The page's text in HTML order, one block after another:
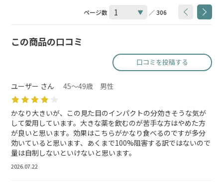
ページ数 ／ 306
この商品の口コミ
口コミを投稿する
ユーザー さん 45～49歳 男性
かなり大きいが、この見た目のインパクトの分効きそうな気が
して愛用しています。大きな薬を飲むのが苦手な方はやめた方
が良いと思います。効果はこちらがかなり食べるのですが多分
効いていると思います、あくまで100%阻害する訳ではないので
量は自制しないといけないと思います。
2026.07.22